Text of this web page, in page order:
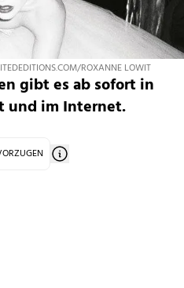
ROXANNE LOWIT
gibt es ab sofort in
und im Internet.